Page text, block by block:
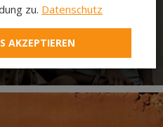
zu. Datenschutz
AKZEPTIEREN